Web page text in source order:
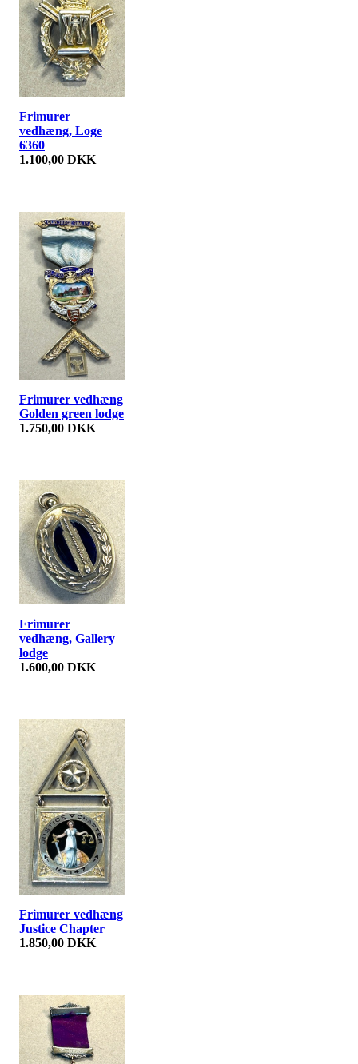
Frimurer
vedhæng, Loge
6360
1.100,00 DKK
Frimurer vedhæng
Golden green lodge
1.750,00 DKK
Frimurer
vedhæng, Gallery
lodge
1.600,00 DKK
Frimurer vedhæng
Justice Chapter
1.850,00 DKK